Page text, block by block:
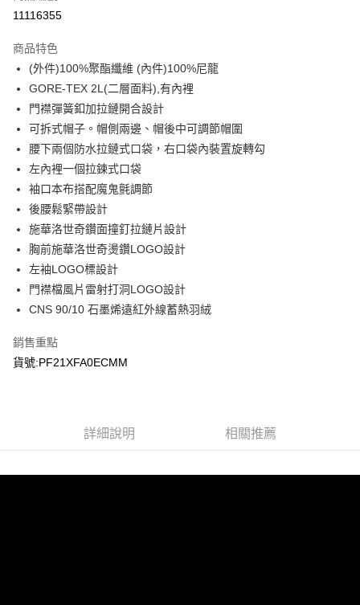
LINE Pay
悠遊付
Google Pay
運送方式
每筆NT$90，滿NT$899(含以上)免運費
宅配(離島)
每筆NT$399，滿NT$18,000(含以上)免運費
11116355
商品特色
(外件)100%聚酯纖維 (內件)100%尼龍
GORE-TEX 2L(二層面料),有內裡
門襟彈簧釦加拉鏈開合設計
可拆式帽子。帽側兩邊、帽後中可調節帽圍
腰下兩個防水拉鏈式口袋，右口袋內裝置旋轉勾
左內裡一個拉鍊式口袋
袖口本布搭配魔鬼氈調節
後腰鬆緊帶設計
施華洛世奇鑽面撞釘拉鏈片設計
胸前施華洛世奇燙鑽LOGO設計
左袖LOGO標設計
門襟檔風片雷射打洞LOGO設計
CNS 90/10 石墨烯遠紅外線蓄熱羽絨
銷售重點
貨號:PF21XFA0ECMM
詳細說明 相關推薦